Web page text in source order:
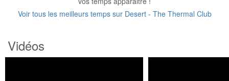
Voir tous les meilleurs temps sur Desert - The Thermal Club
Vidéos